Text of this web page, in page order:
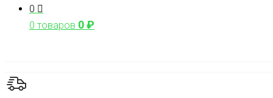
0
0 товаров 0₽